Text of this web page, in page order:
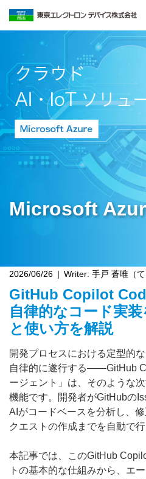
Microsoft
2026/06/26 Writer: 手戸 蒼唯（て
GitHub Copilot
自律的なコード実
と使い方を解説
開発プロセスにおける定型的
自律的に遂行する――GitHub
ージェント」は、そのような
機能です。開発者がGitHubの
AIがコードベースを分析し、
クエストの作成までを自動で行
本記事では、このGitHub
トの基本的な仕組みから、エ